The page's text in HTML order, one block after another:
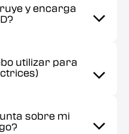
y encarga
utilizar para
sobre mi